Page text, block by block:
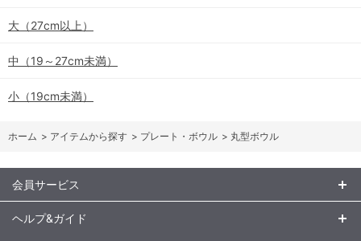
大（27cm以上）
中（19～27cm未満）
小（19cm未満）
ホーム > アイテムから探す > プレート・ボウル > 丸型ボウル
会員サービス
ヘルプ&ガイド